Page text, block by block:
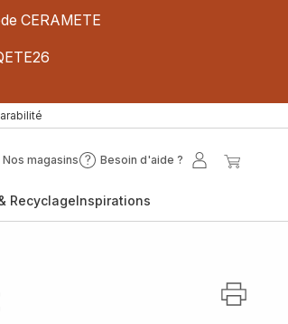
CERAMETE
Nos magasins Besoin d'aide ?
Besoin
?
Mon
RecyclageInspirations